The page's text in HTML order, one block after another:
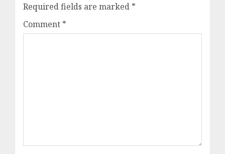
Required fields are marked *
Comment *